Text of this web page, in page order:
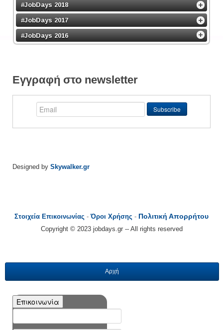
#JobDays 2018
#JobDays 2017
#JobDays 2016
Εγγραφή στο newsletter
Designed by Skywalker.gr
Στοιχεία Επικοινωνίας -Όροι Χρήσης - Πολιτική Απορρήτου
Copyright © 2023 jobdays.gr -- All rights reserved
Αρχή